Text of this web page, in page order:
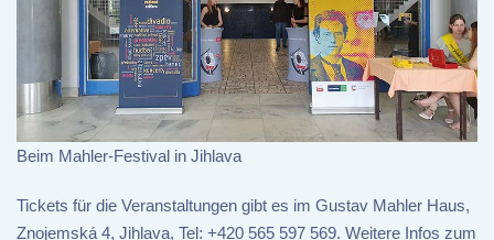
Beim Mahler-Festival in Jihlava
Tickets für die Veranstaltungen gibt es im Gustav Mahler Haus,
Znojemská 4, Jihlava, Tel: +420 565 597 569. Weitere Infos zum